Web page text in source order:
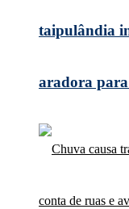
taipulândia
aradora